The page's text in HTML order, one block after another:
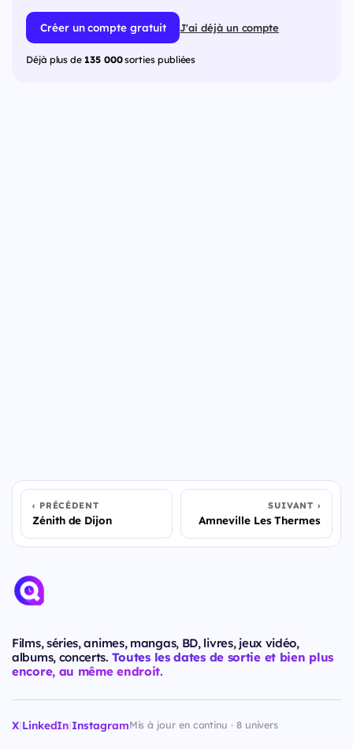
Créer un compte gratuit J'ai déjà un compte
Déjà plus de 135 000sorties publiées
PRÉCÉDENT
Zénith de Dijon
SUIVANT
Amneville Les Thermes
Films, séries, animes, mangas, BD, livres, jeux vidéo,
albums, concerts. Toutes les dates de sortie et bien plus
encore, au même endroit.
X|LinkedIn|InstagramMis à jour en continu · 8 univers